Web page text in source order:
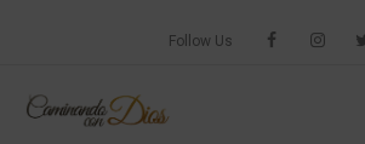
Follow Us